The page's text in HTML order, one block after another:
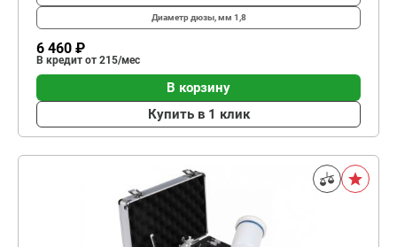
Диаметр дюзы, мм 1,8
6 460 ₽
В кредит от 215/мес
В корзину
Купить в 1 клик